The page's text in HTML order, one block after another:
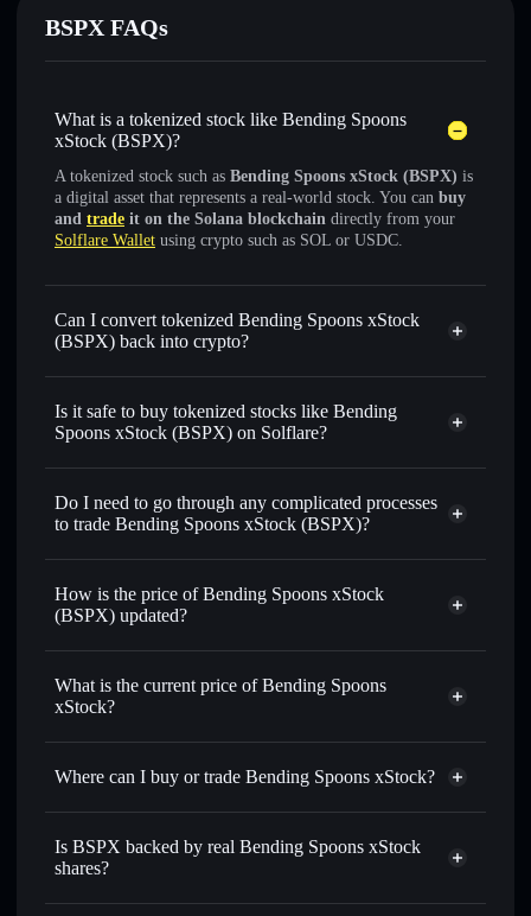
BSPX FAQs
What is a tokenized stock like Bending Spoons
xStock (BSPX)?
A tokenized stock such as Bending Spoons xStock (BSPX) is
a digital asset that represents a real-world stock. You can buy
and trade it on the Solana blockchain directly from your
Solflare Wallet using crypto such as SOL or USDC.
Can I convert tokenized Bending Spoons xStock
(BSPX) back into crypto?
Bending Spoons xStock
Is it safe to buy tokenized stocks like Bending
Spoons xStock (BSPX) on Solflare?
1:1 backed,
Do I need to go through any complicated processes
to trade Bending Spoons xStock (BSPX)?
How is the price of Bending Spoons xStock
(BSPX) updated?
Bending Spoons xStock
What is the current price of Bending Spoons
xStock?
Bending Spoons xStock
$44.45
Where can I buy or trade Bending Spoons xStock?
Is BSPX backed by real Bending Spoons xStock
shares?